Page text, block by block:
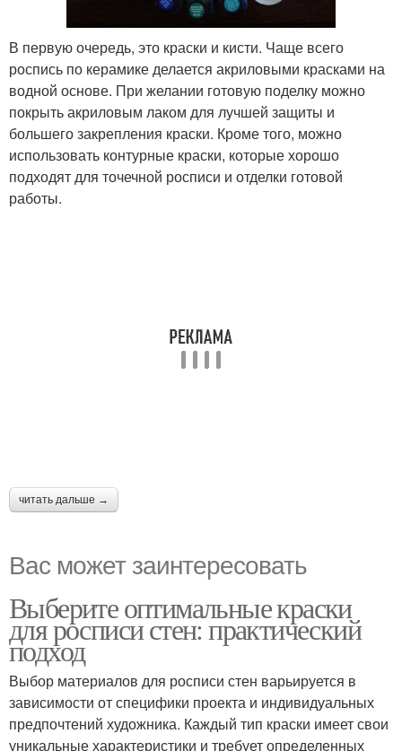
В первую очередь, это краски и кисти. Чаще всего
роспись по керамике делается акриловыми красками на
водной основе. При желании готовую поделку можно
покрыть акриловым лаком для лучшей защиты и
большего закрепления краски. Кроме того, можно
использовать контурные краски, которые хорошо
подходят для точечной росписи и отделки готовой
работы.
читать дальше →
Вас может заинтересовать
Выберите оптимальные краски
для росписи стен: практический
подход
Выбор материалов для росписи стен варьируется в
зависимости от специфики проекта и индивидуальных
предпочтений художника. Каждый тип краски имеет свои
уникальные характеристики и требует определенных